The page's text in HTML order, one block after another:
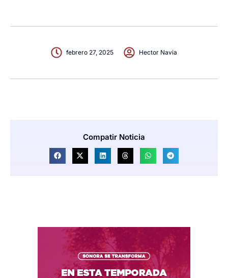
febrero 27, 2025 Hector Navia
Compatir Noticia